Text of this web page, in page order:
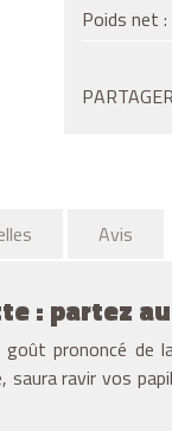
Poids net :
PARTAGER
Avis
: partez
prononcé de
saura ravir vos